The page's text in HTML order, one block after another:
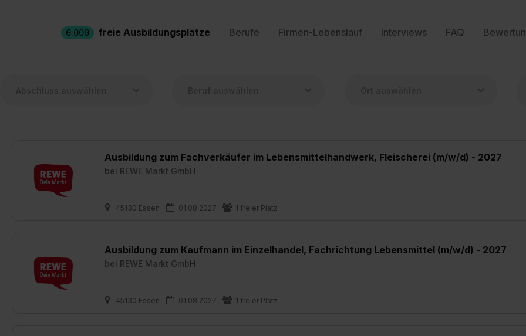
6.009 freie Ausbildungsplätze Berufe Firmen-Lebenslauf Interviews FAQ
Ausbildung zum Fachverkäufer im Lebensmittelhandwerk, Fleischerei (m/w/d) - 2027
bei REWE Markt GmbH
45130 Essen 01.08.2027 1 freier Platz
Ausbildung zum Kaufmann im Einzelhandel, Fachrichtung Lebensmittel (m/w/d) - 2027
bei REWE Markt GmbH
45130 Essen 01.08.2027 1 freier Platz